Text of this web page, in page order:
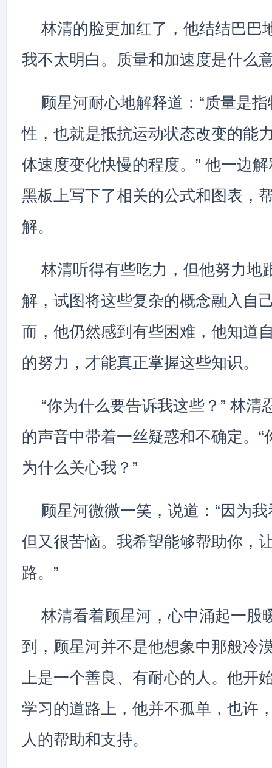
林清的脸更加红了，他结结巴
我不太明白。质量和加速度是什么
顾星河耐心地解释道：“质量是
性，也就是抵抗运动状态改变的能
体速度变化快慢的程度。” 他一边
黑板上写下了相关的公式和图表，
解。
林清听得有些吃力，但他努力地
解，试图将这些复杂的概念融入自
而，他仍然感到有些困难，他知道
的努力，才能真正掌握这些知识。
“你为什么要告诉我这些？” 林清
的声音中带着一丝疑惑和不确定。“
为什么关心我？”
顾星河微微一笑，说道：“因为
但又很苦恼。我希望能够帮助你，
路。”
林清看着顾星河，心中涌起一股
到，顾星河并不是他想象中那般冷
上是一个善良、有耐心的人。他开
学习的道路上，他并不孤单，也许
人的帮助和支持。